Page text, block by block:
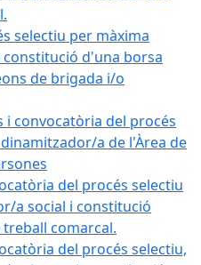
selectiu per màxima
d'una borsa
de brigada i/o
i convocatòria del procés
a de l'Àrea de
del procés selectiu
a social i constitució
comarcal.
del procés selectiu,